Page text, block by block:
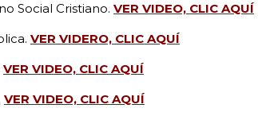
Social Cristiano. VER VIDEO, CLIC AQUÍ
VER VIDERO, CLIC AQUÍ
VER VIDEO, CLIC AQUÍ
VER VIDEO, CLIC AQUÍ